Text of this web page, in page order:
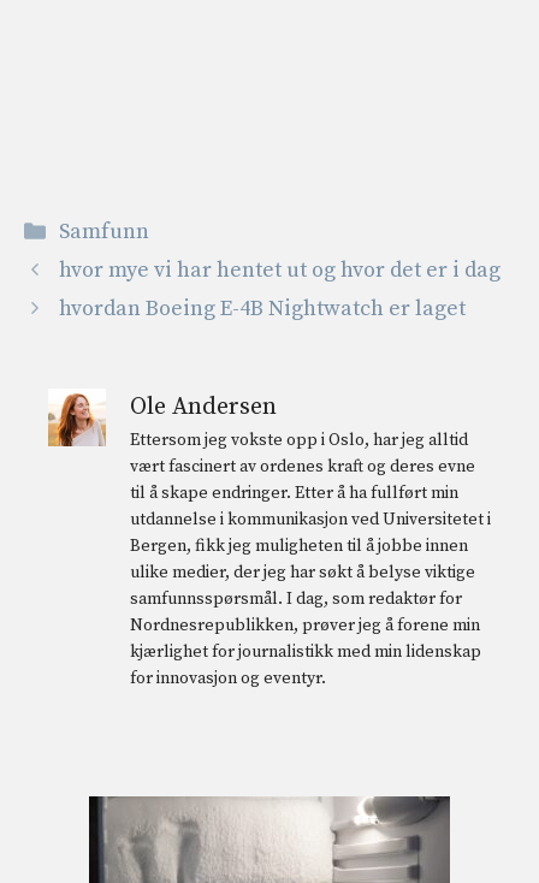
Kategorier
Samfunn
hvor mye vi har hentet ut og hvor det er i dag
hvordan Boeing E-4B Nightwatch er laget
Ole Andersen
Ettersom jeg vokste opp i Oslo, har jeg alltid
vært fascinert av ordenes kraft og deres evne
til å skape endringer. Etter å ha fullført min
utdannelse i kommunikasjon ved Universitetet i
Bergen, fikk jeg muligheten til å jobbe innen
ulike medier, der jeg har søkt å belyse viktige
samfunnsspørsmål. I dag, som redaktør for
Nordnesrepublikken, prøver jeg å forene min
kjærlighet for journalistikk med min lidenskap
for innovasjon og eventyr.